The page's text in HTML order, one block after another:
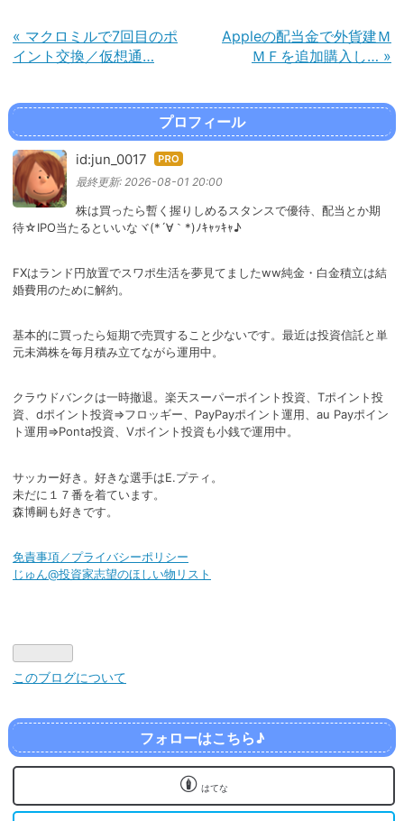
« マクロミルで7回目のポ
イント交換／仮想通…
Appleの配当金で外貨建Ｍ
ＭＦを追加購入し… »
プロフィール
id:jun_0017 はて
なブ
ログ
Pro
最終更新: 2026-08-01 20:00
株は買ったら暫く握りしめるスタンスで優待、配当とか期
待☆IPO当たるといいなヾ(*´∀｀*)ﾉｷｬｯｷｬ♪
FXはランド円放置でスワポ生活を夢見てましたww純金・白金積立は結
婚費用のために解約。
基本的に買ったら短期で売買すること少ないです。最近は投資信託と単
元未満株を毎月積み立てながら運用中。
クラウドバンクは一時撤退。楽天スーパーポイント投資、Tポイント投
資、dポイント投資⇒フロッギー、PayPayポイント運用、au Payポイン
ト運用⇒Ponta投資、Vポイント投資も小銭で運用中。
サッカー好き。好きな選手はE.プティ。
未だに１７番を着ています。
森博嗣も好きです。
免責事項／プライバシーポリシー
じゅん@投資家志望のほしい物リスト
このブログについて
フォローはこちら♪
はてな